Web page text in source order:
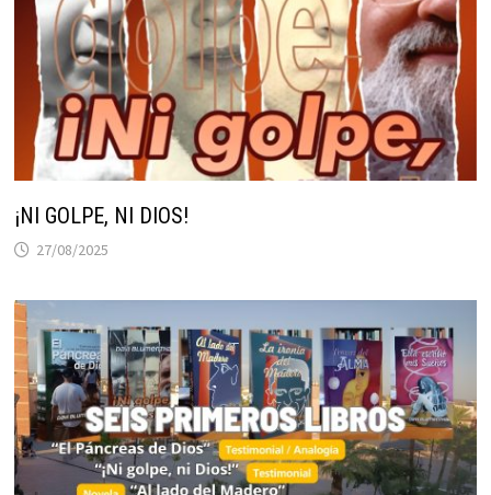
¡NI GOLPE, NI DIOS!
27/08/2025